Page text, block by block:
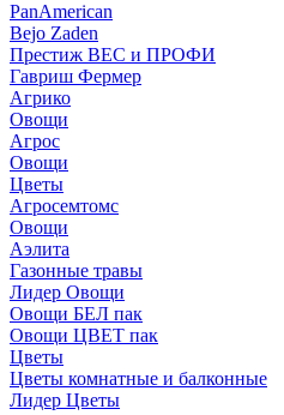
PanAmerican
Bejo Zaden
Престиж ВЕС и ПРОФИ
Гавриш Фермер
Агрико
Овощи
Агрос
Овощи
Цветы
Агросемтомс
Овощи
Аэлита
Газонные травы
Лидер Овощи
Овощи БЕЛ пак
Овощи ЦВЕТ пак
Цветы
Цветы комнатные и балконные
Лидер Цветы